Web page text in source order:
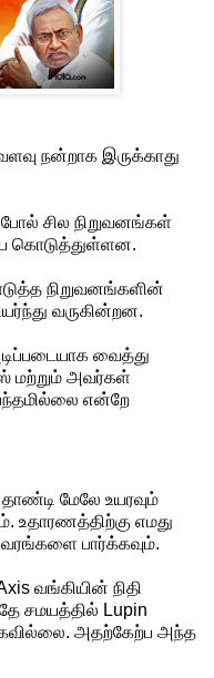
நன்றாக இருக்காது
சில நிறுவனங்கள்
கொடுத்துள்ளன.
நிறுவனங்களின்
வருகின்றன.
வைத்து
மற்றும் அவர்கள்
என்றே
மேலே உயரவும்
உதாரணத்திற்கு எமது
பார்க்கவும்.
வங்கியின் நிதி
சமயத்தில் Lupin
அதற்கேற்ப அந்த